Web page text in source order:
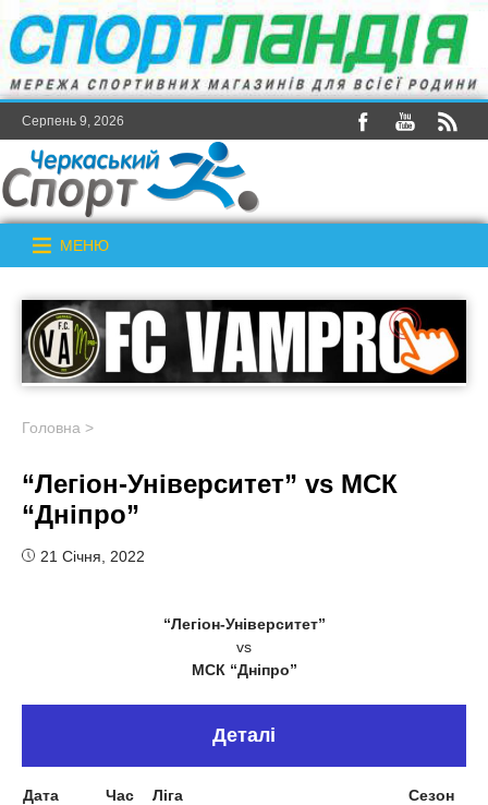
Серпень 9, 2026
МЕНЮ
Головна >
“Легіон-Університет” vs МСК
“Дніпро”
21 Січня, 2022
“Легіон-Університет”
vs
МСК “Дніпро”
Деталі
Дата Час Ліга
Сезон